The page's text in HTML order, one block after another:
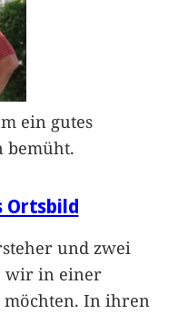
ein gutes
bemüht.
Ortsbild
und zwei
wir in einer
möchten. In ihren